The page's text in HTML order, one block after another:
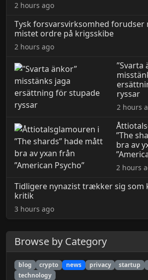
2 hours ago
Tysk forsvarsvirksomhed
mistet ordre på krigsskibe
2 hours ago
”Svarta
ryssar
2 hours
”The
bra av
2 hours
Tidligere nynazist trækker sig som
kritik
3 hours ago
Browse by Category
blog crypto news privacy startup
technology